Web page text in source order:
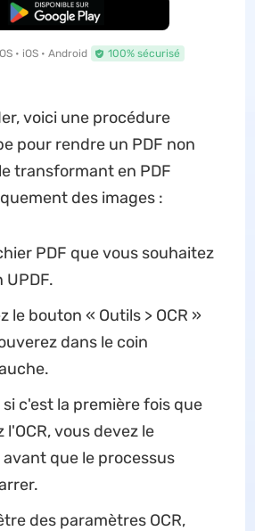
TÉLÉCHARGER
• iOS • Android 100% sécurisé
voici une procédure
pour rendre un PDF non
transformant en PDF
des images :
PDF que vous souhaitez
le bouton « Outils > OCR »
dans le coin
c'est la première fois que
vous devez le
que le processus
des paramètres OCR,